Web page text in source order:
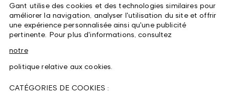
Gant utilise des cookies et des technologies similaires pour
améliorer la navigation, analyser l'utilisation du site et offrir
une expérience personnalisée ainsi qu'une publicité
pertinente. Pour plus d'informations, consultez
notre
politique relative aux cookies.
CATÉGORIES DE COOKIES :